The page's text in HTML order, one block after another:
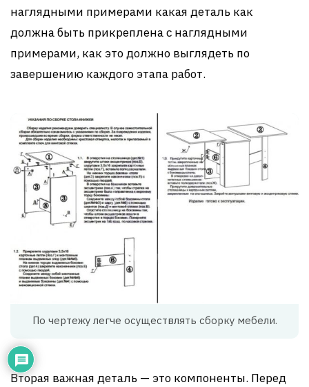
наглядными примерами какая деталь как
должна быть прикреплена с наглядными
примерами, как это должно выглядеть по
завершению каждого этапа работ.
По чертежу легче осуществлять сборку мебели.
Вторая важная деталь — это компоненты. Перед